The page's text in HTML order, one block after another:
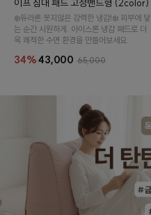
이프 침대 패드 고정밴드형 (2color)
❄️듀라론 못지않은 강력한 냉감!❄️ 피부에 닿
는 순간 시원하게. 아이스론 냉감 패드로 더
욱 쾌적한 수면 환경을 만들어보세요.
34%43,000 65,000